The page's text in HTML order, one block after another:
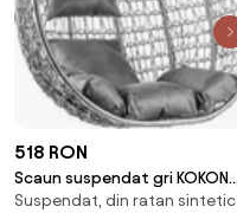
518 RON
Scaun suspendat gri KOKON
fara suport, perna gri
Suspendat, din ratan sintetic